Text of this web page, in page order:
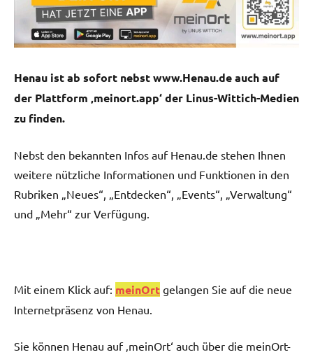
Henau ist ab sofort nebst www.Henau.de auch auf
der Plattform ‚meinort.app‘ der Linus-Wittich-Medien
zu finden.
Nebst den bekannten Infos auf Henau.de stehen Ihnen
weitere nützliche Informationen und Funktionen in den
Rubriken „Neues“, „Entdecken“, „Events“, „Verwaltung“
und „Mehr“ zur Verfügung.
Mit einem Klick auf: meinOrt gelangen Sie auf die neue
Internetpräsenz von Henau.
Sie können Henau auf ‚meinOrt‘ auch über die meinOrt-